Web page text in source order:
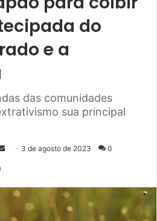
do
e a
das comunidades
sua principal
d
3 de agosto de 2023 0